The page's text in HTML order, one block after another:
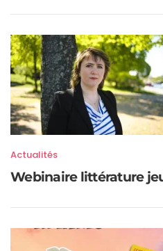
Actualités
Webinaire littérature